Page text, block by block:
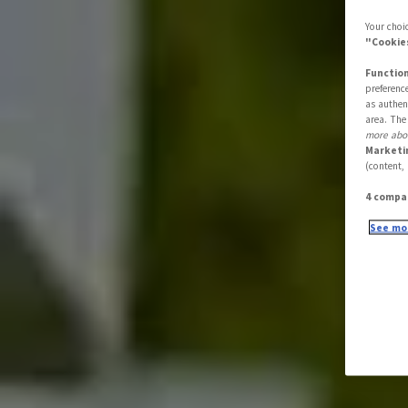
Your
as
area.
more
(content,
4
See